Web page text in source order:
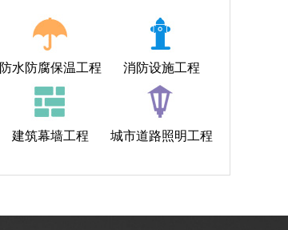
防水防腐保温工程 消防设施工程
建筑幕墙工程 城市道路照明工程